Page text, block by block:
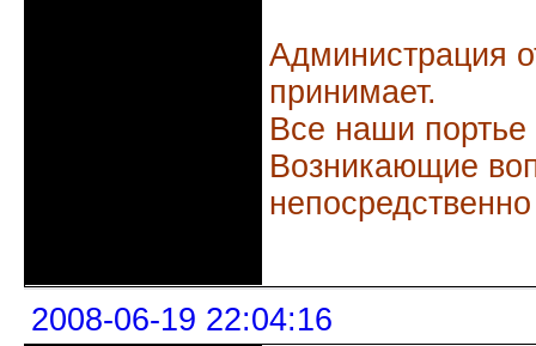
Администрация
принимает.
Все наши
Возникающие
2008-06-19 22:04:16